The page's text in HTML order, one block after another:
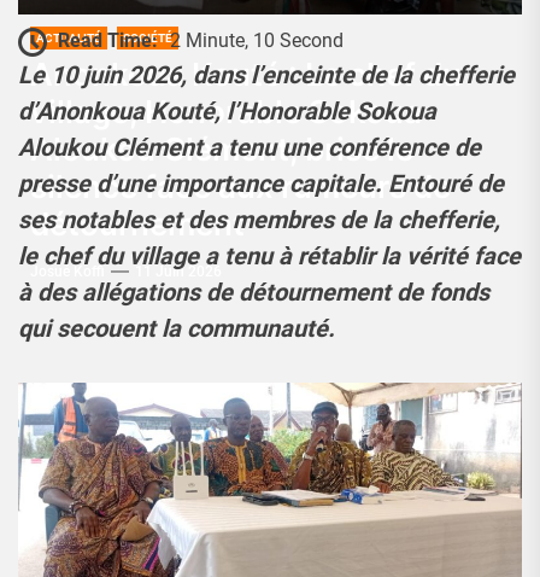
ACTUALITÉ SOCIÉTÉ
Anonkoua Kouté : Le chef du
village, Honorable Sokoua
Aloukou Clément, brise le
silence face aux rumeurs de
détournement
11 Juin 2026
Read Time: 2 Minute, 10 Second
Le 10 juin 2026, dans l’enceinte de la chefferie
d’Anonkoua Kouté, l’Honorable Sokoua
Aloukou Clément a tenu une conférence de
presse d’une importance capitale. Entouré de
ses notables et des membres de la chefferie,
le chef du village a tenu à rétablir la vérité face
à des allégations de détournement de fonds
qui secouent la communauté.